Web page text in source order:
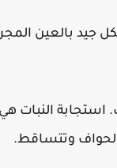
بالعين
استجابة
الحواف وتتساقط.